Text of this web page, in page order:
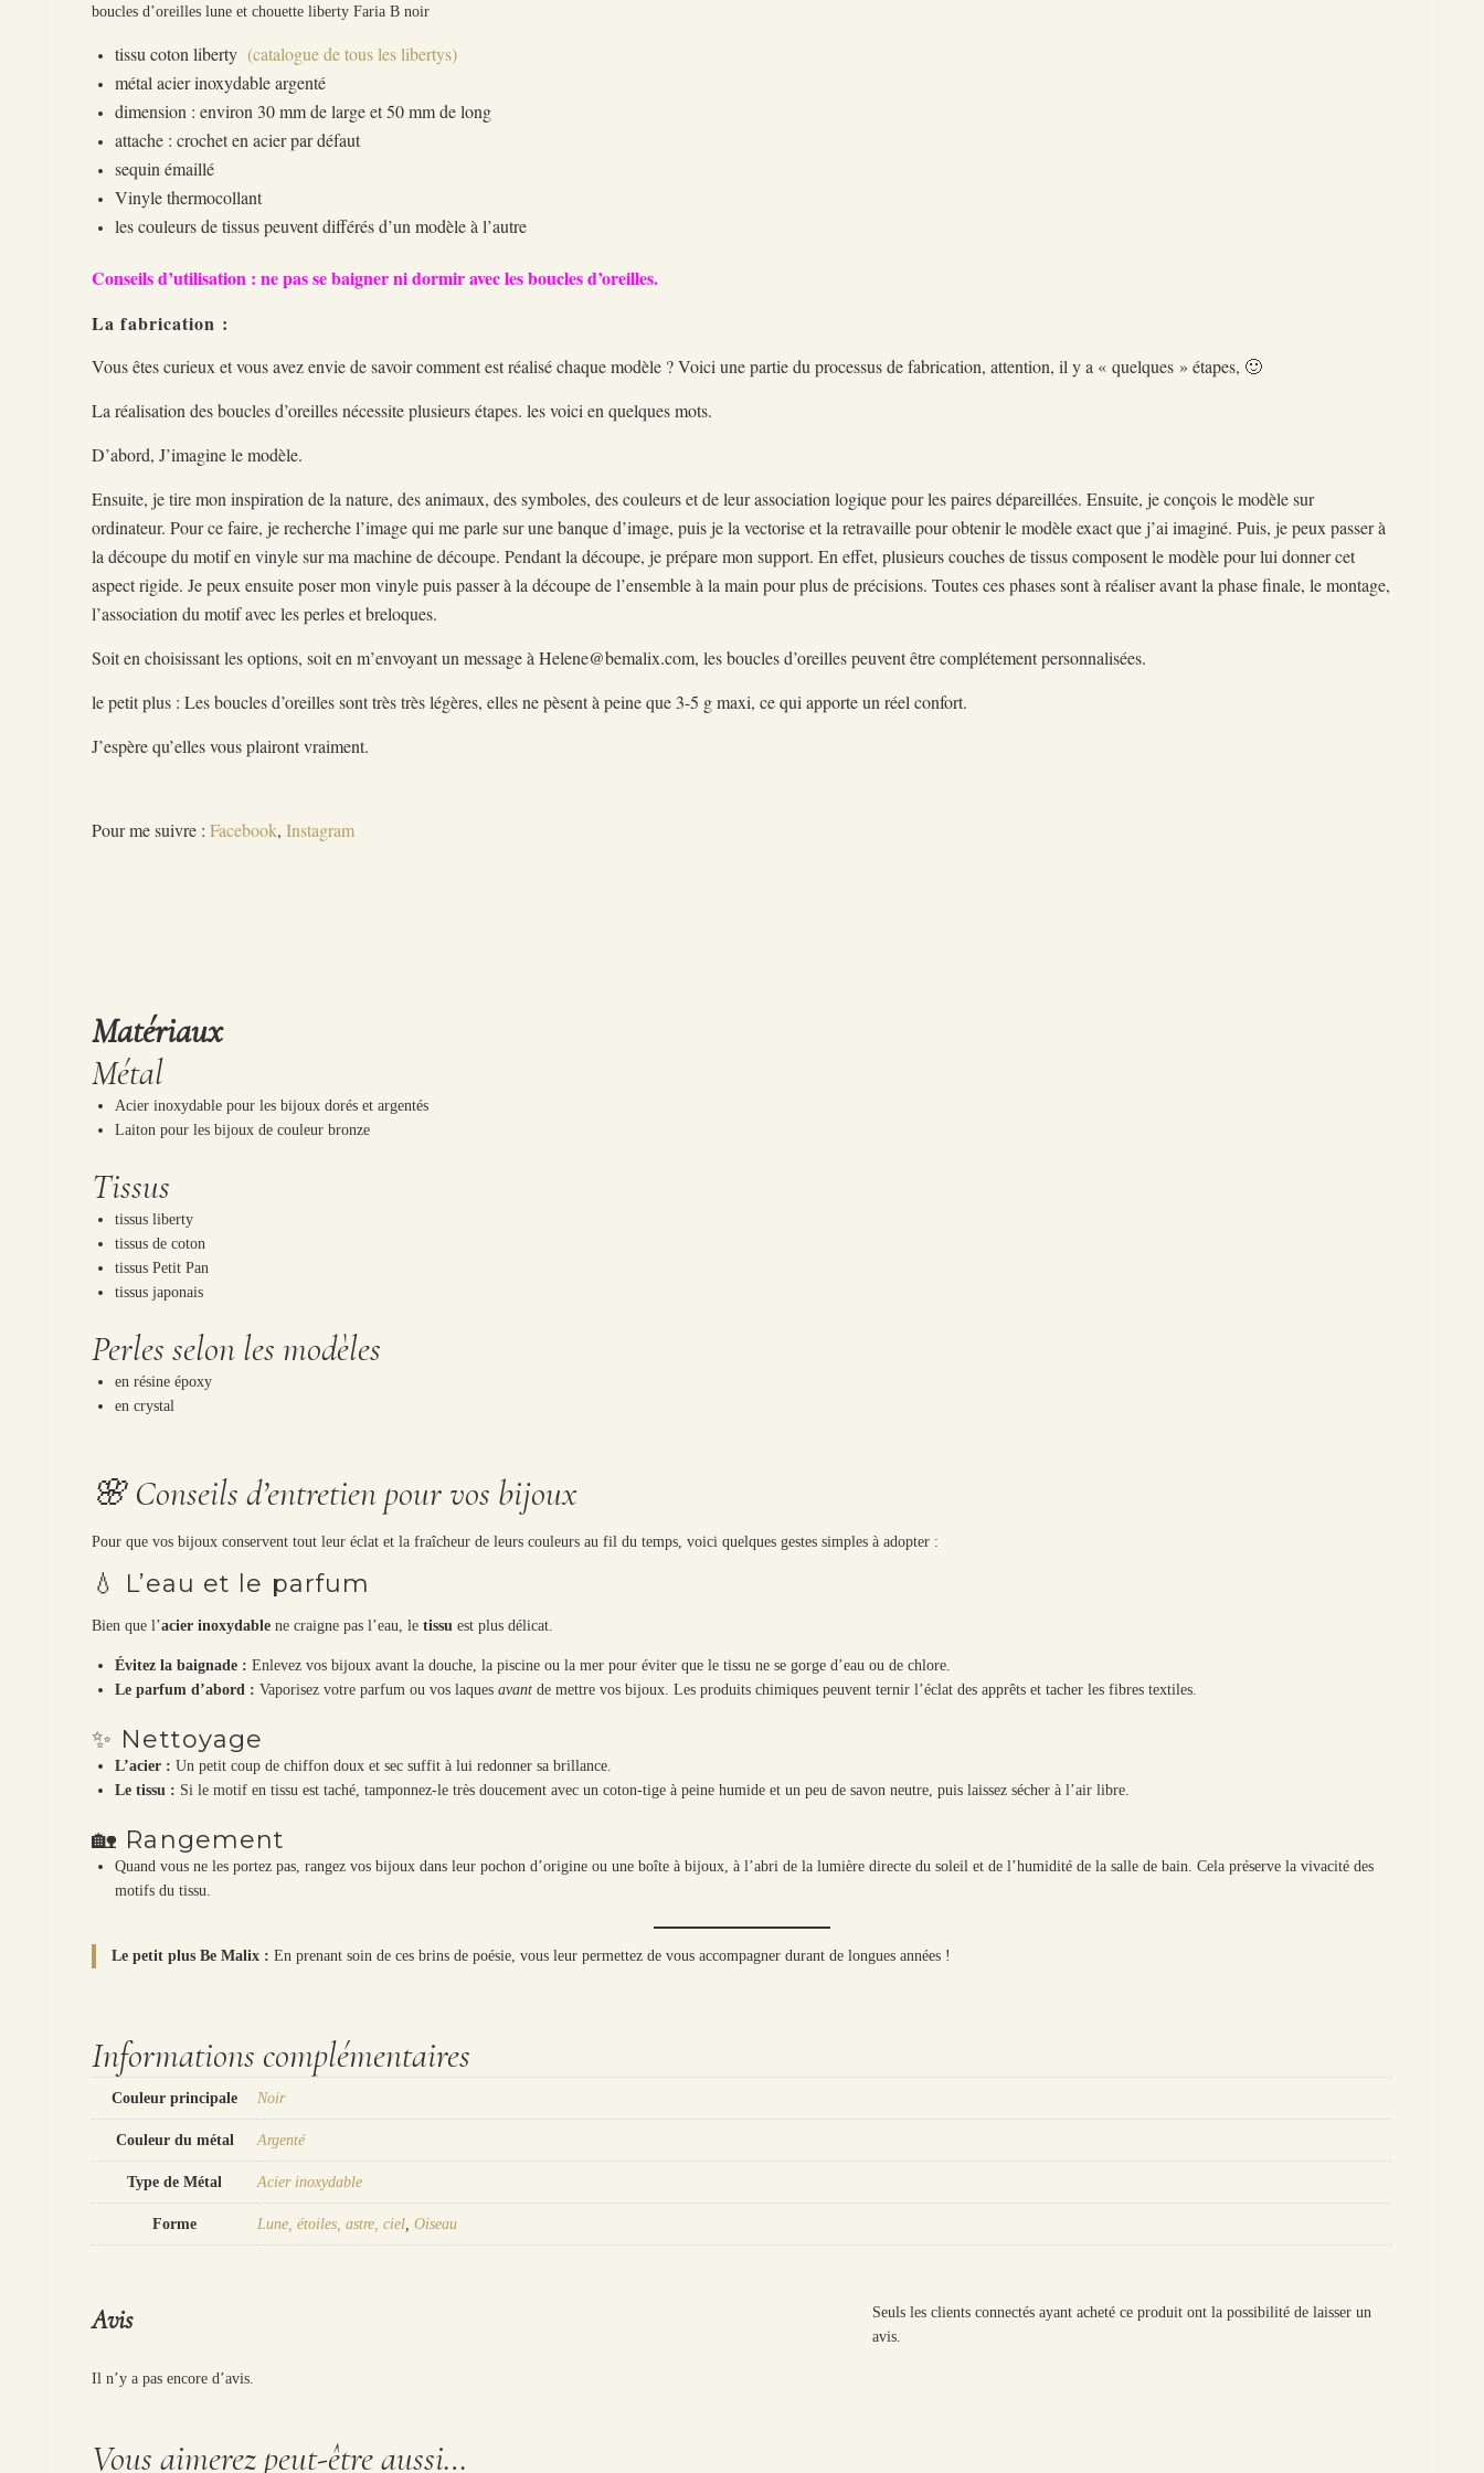
boucles d’oreilles lune et chouette liberty Faria B noir
tissu coton liberty (catalogue de tous les libertys)
métal acier inoxydable argenté
dimension : environ 30 mm de large et 50 mm de long
attache : crochet en acier par défaut
sequin émaillé
Vinyle thermocollant
les couleurs de tissus peuvent différés d’un modèle à l’autre
Conseils d’utilisation : ne pas se baigner ni dormir avec les boucles d’oreilles.
La fabrication :
Vous êtes curieux et vous avez envie de savoir comment est réalisé chaque modèle ? Voici une partie du processus de fabrication, attention, il y a « quelques » étapes, 🙂
La réalisation des boucles d’oreilles nécessite plusieurs étapes. les voici en quelques mots.
D’abord, J’imagine le modèle.
Ensuite, je tire mon inspiration de la nature, des animaux, des symboles, des couleurs et de leur association logique pour les paires dépareillées. Ensuite, je conçois le modèle sur
ordinateur. Pour ce faire, je recherche l’image qui me parle sur une banque d’image, puis je la vectorise et la retravaille pour obtenir le modèle exact que j’ai imaginé. Puis, je peux passer à
la découpe du motif en vinyle sur ma machine de découpe. Pendant la découpe, je prépare mon support. En effet, plusieurs couches de tissus composent le modèle pour lui donner cet
aspect rigide. Je peux ensuite poser mon vinyle puis passer à la découpe de l’ensemble à la main pour plus de précisions. Toutes ces phases sont à réaliser avant la phase finale, le montage,
l’association du motif avec les perles et breloques.
Soit en choisissant les options, soit en m’envoyant un message à Helene@bemalix.com, les boucles d’oreilles peuvent être complétement personnalisées.
le petit plus : Les boucles d’oreilles sont très très légères, elles ne pèsent à peine que 3-5 g maxi, ce qui apporte un réel confort.
J’espère qu’elles vous plairont vraiment.
Pour me suivre :Facebook,Instagram
Matériaux
Métal
Acier inoxydable pour les bijoux dorés et argentés
Laiton pour les bijoux de couleur bronze
Tissus
tissus liberty
tissus de coton
tissus Petit Pan
tissus japonais
Perles selon les modèles
en résine époxy
en crystal
🌸 Conseils d’entretien pour vos bijoux
Pour que vos bijoux conservent tout leur éclat et la fraîcheur de leurs couleurs au fil du temps, voici quelques gestes simples à adopter :
💧 L’eau et le parfum
Bien que l’acier inoxydable ne craigne pas l’eau, letissu est plus délicat.
Évitez la baignade : Enlevez vos bijoux avant la douche, la piscine ou la mer pour éviter que le tissu ne se gorge d’eau ou de chlore.
Le parfum d’abord : Vaporisez votre parfum ou vos laquesavant de mettre vos bijoux. Les produits chimiques peuvent ternir l’éclat des apprêts et tacher les fibres textiles.
✨ Nettoyage
L’acier : Un petit coup de chiffon doux et sec suffit à lui redonner sa brillance.
Le tissu : Si le motif en tissu est taché, tamponnez-le très doucement avec un coton-tige à peine humide et un peu de savon neutre, puis laissez sécher à l’air libre.
🏡 Rangement
Quand vous ne les portez pas, rangez vos bijoux dans leur pochon d’origine ou une boîte à bijoux, à l’abri de la lumière directe du soleil et de l’humidité de la salle de bain. Cela préserve la vivacité des
motifs du tissu.
Le petit plus Be Malix : En prenant soin de ces brins de poésie, vous leur permettez de vous accompagner durant de longues années !
Informations complémentaires
Couleur principale Noir
Couleur du métal Argenté
Type de Métal Acier inoxydable
Forme Lune, étoiles, astre, ciel ,Oiseau
Avis
Il n’y a pas encore d’avis.
Seuls les clients connectés ayant acheté ce produit ont la possibilité de laisser un
avis.
Vous aimerez peut-être aussi…